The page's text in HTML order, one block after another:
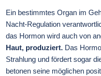
Ein bestimmtes Organ im
Nacht-Regulation
das Hormon wird auch von
Haut, produziert. Das
Strahlung und fördert sogar
betonen seine möglichen